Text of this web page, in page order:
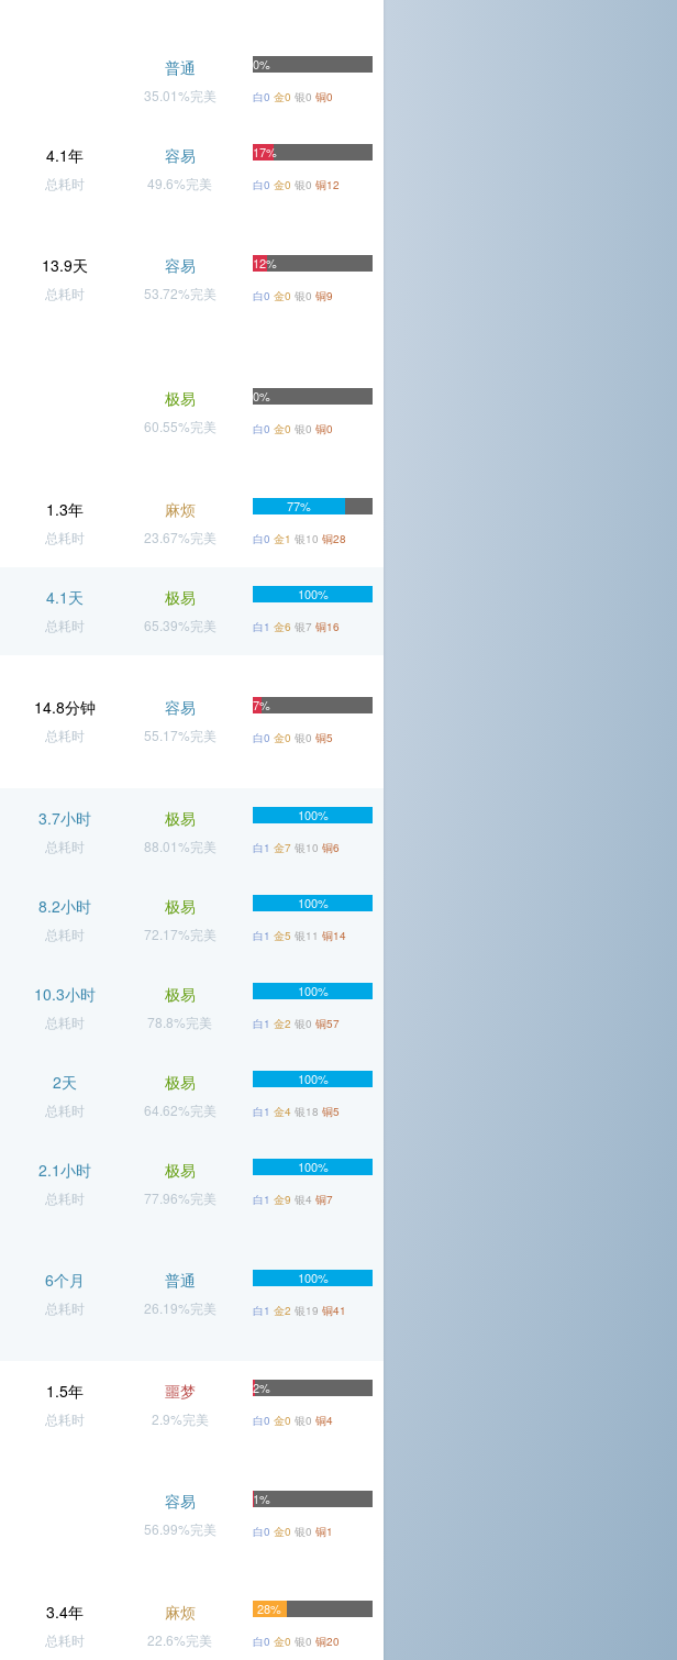
普通
35.01%完美
0%
白0 金0 银0 铜0
4.1年
总耗时
容易
49.6%完美
17%
白0 金0 银0 铜12
13.9天
总耗时
容易
53.72%完美
12%
白0 金0 银0 铜9
极易
60.55%完美
0%
白0 金0 银0 铜0
1.3年
总耗时
麻烦
23.67%完美
77%
白0 金1 银10 铜28
4.1天
总耗时
极易
65.39%完美
100%
白1 金6 银7 铜16
14.8分钟
总耗时
容易
55.17%完美
7%
白0 金0 银0 铜5
3.7小时
总耗时
极易
88.01%完美
100%
白1 金7 银10 铜6
8.2小时
总耗时
极易
72.17%完美
100%
白1 金5 银11 铜14
10.3小时
总耗时
极易
78.8%完美
100%
白1 金2 银0 铜57
2天
总耗时
极易
64.62%完美
100%
白1 金4 银18 铜5
2.1小时
总耗时
极易
77.96%完美
100%
白1 金9 银4 铜7
6个月
总耗时
普通
26.19%完美
100%
白1 金2 银19 铜41
1.5年
总耗时
噩梦
2.9%完美
2%
白0 金0 银0 铜4
容易
56.99%完美
1%
白0 金0 银0 铜1
3.4年
总耗时
麻烦
22.6%完美
28%
白0 金0 银0 铜20